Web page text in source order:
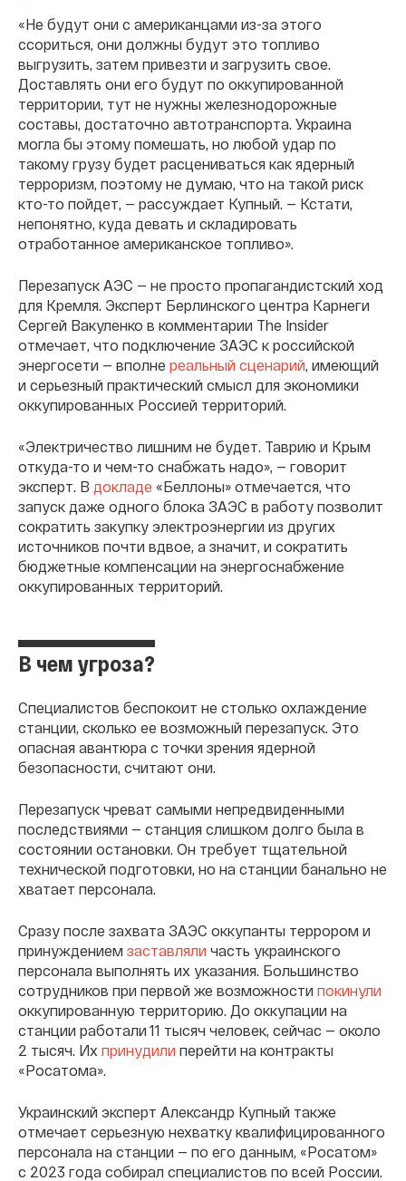
«Не будут они с американцами из-за этого
ссориться, они должны будут это топливо
выгрузить, затем привезти и загрузить свое.
Доставлять они его будут по оккупированной
территории, тут не нужны железнодорожные
составы, достаточно автотранспорта. Украина
могла бы этому помешать, но любой удар по
такому грузу будет расцениваться как ядерный
терроризм, поэтому не думаю, что на такой риск
кто-то пойдет, — рассуждает Купный. — Кстати,
непонятно, куда девать и складировать
отработанное американское топливо».
Перезапуск АЭС — не просто пропагандистский ход
для Кремля. Эксперт Берлинского центра Карнеги
Сергей Вакуленко в комментарии The Insider
отмечает, что подключение ЗАЭС к российской
энергосети — вполне реальный сценарий, имеющий
и серьезный практический смысл для экономики
оккупированных Россией территорий.
«Электричество лишним не будет. Таврию и Крым
откуда-то и чем-то снабжать надо», — говорит
эксперт. В докладе «Беллоны» отмечается, что
запуск даже одного блока ЗАЭС в работу позволит
сократить закупку электроэнергии из других
источников почти вдвое, а значит, и сократить
бюджетные компенсации на энергоснабжение
оккупированных территорий.
В чем угроза?
Специалистов беспокоит не столько охлаждение
станции, сколько ее возможный перезапуск. Это
опасная авантюра с точки зрения ядерной
безопасности, считают они.
Перезапуск чреват самыми непредвиденными
последствиями — станция слишком долго была в
состоянии остановки. Он требует тщательной
технической подготовки, но на станции банально не
хватает персонала.
Сразу после захвата ЗАЭС оккупанты террором и
принуждением заставляли часть украинского
персонала выполнять их указания. Большинство
сотрудников при первой же возможности покинули
оккупированную территорию. До оккупации на
станции работали 11 тысяч человек, сейчас — около
2 тысяч. Их принудили перейти на контракты
«Росатома».
Украинский эксперт Александр Купный также
отмечает серьезную нехватку квалифицированного
персонала на станции — по его данным, «Росатом»
с 2023 года собирал специалистов по всей России.